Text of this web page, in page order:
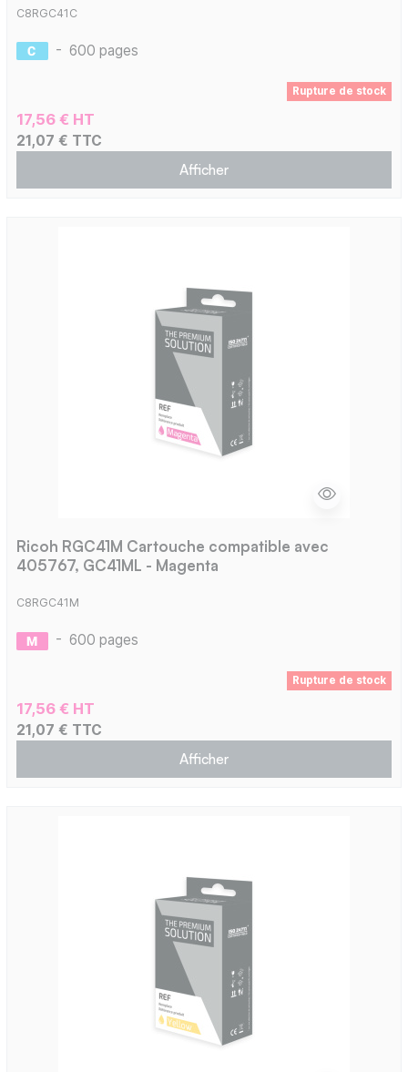
C8RGC41C
- 600 pages
Rupture de stock
17,56 € HT
21,07 € TTC
Afficher
Ricoh RGC41M Cartouche compatible avec
405767, GC41ML - Magenta
C8RGC41M
- 600 pages
Rupture de stock
17,56 € HT
21,07 € TTC
Afficher